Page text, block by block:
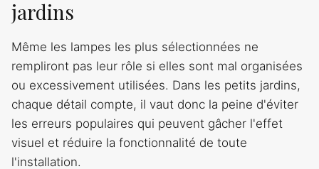
jardins
Même les lampes les plus sélectionnées ne
rempliront pas leur rôle si elles sont mal organisées
ou excessivement utilisées. Dans les petits jardins,
chaque détail compte, il vaut donc la peine d'éviter
les erreurs populaires qui peuvent gâcher l'effet
visuel et réduire la fonctionnalité de toute
l'installation.